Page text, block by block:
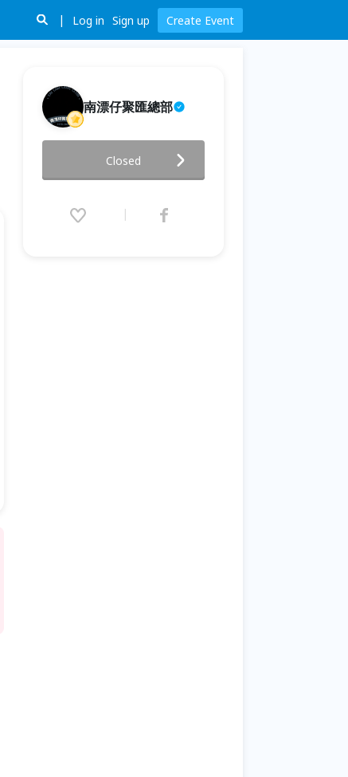
Log in Sign up Create Event
南漂仔聚匯總部
週｜說故事營 主題｜《聲音的魔
法師：把你的故事說給世界聽》
(Fri) 16:00 (GMT+8)
Closed